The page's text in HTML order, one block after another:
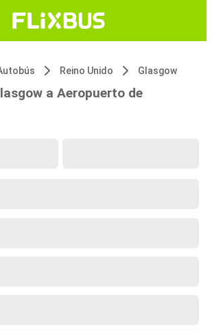
Reino Unido Glasgow
a Aeropuerto de